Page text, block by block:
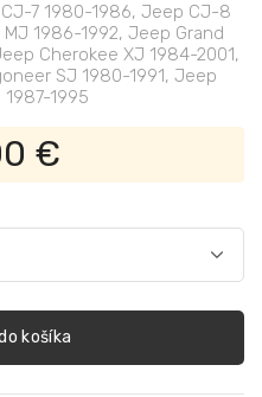
7 1980-1986, Jeep CJ-8
1986-1992, Jeep Grand
Cherokee XJ 1984-2001,
SJ 1980-1991, Jeep
1995
€
košíka